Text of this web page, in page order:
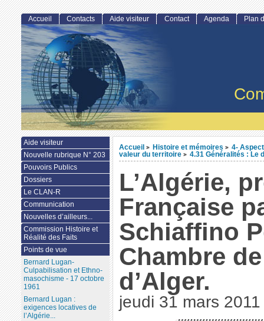
Accueil > Histoire et mémoires > 4-
valeur du territoire > 4.31 Généralités : Le
L’Algérie,
Française
Schiaffino
Chambre
d’Alger.
jeudi 31 mars 2011
Accueil Contacts Aide visiteur Contact Agenda Plan
Aide visiteur
Nouvelle rubrique N° 203
Pouvoirs Publics
Dossiers
Le CLAN-R
Communication
Nouvelles d’ailleurs...
Commission Histoire et
Réalité des Faits
Points de vue
Bernard Lugan-
Culpabilisation et Ethno-
masochisme - 17 octobre
1961
Bernard Lugan :
exigences locatives de
l’Algérie...